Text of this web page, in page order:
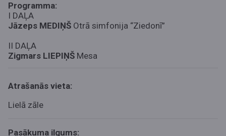
Programma:
I DAĻA
Jāzeps MEDIŅŠ Otrā simfonija “Ziedonī”
II DAĻA
Zigmars LIEPIŅŠ Mesa
Atrašanās vieta:
Lielā zāle
Pasākuma ilgums: